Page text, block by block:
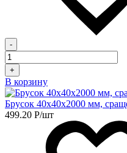
-
+
В корзину
Брусок 40х40х2000 мм,
499.20 Р/шт